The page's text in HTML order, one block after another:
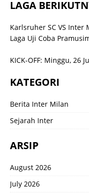
LAGA
Karlsruher SC VS Inter
Laga Uji Coba
KICK-OFF: Minggu, 26
KATEGORI
Berita Inter Milan
Sejarah Inter
ARSIP
August 2026
July 2026